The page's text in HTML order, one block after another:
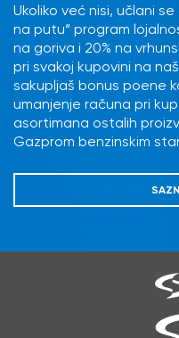
Ukoliko već nisi, učlani
na putu“ program
na goriva i 20% na
pri svakoj kupovini na
sakupljaš bonus poene
umanjenje računa pri
asortimana ostalih
Gazprom benzinskim